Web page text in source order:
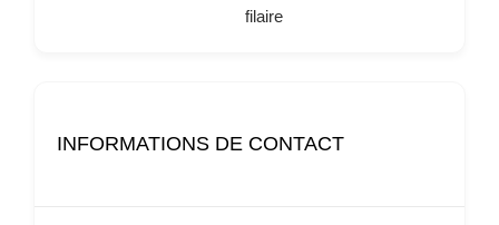
filaire
INFORMATIONS DE CONTACT